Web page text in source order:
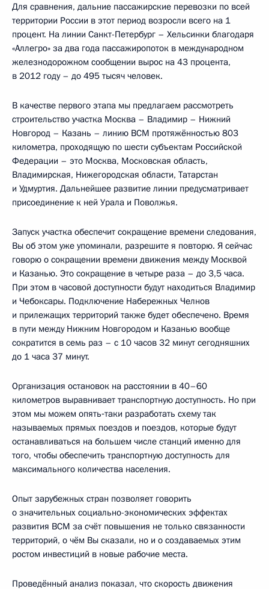
Для сравнения, дальние пассажирские перевозки по всей
территории России в этот период возросли всего на 1
процент. На линии Санкт-Петербург – Хельсинки благодаря
«Аллегро» за два года пассажиропоток в международном
железнодорожном сообщении вырос на 43 процента,
в 2012 году – до 495 тысяч человек.
В качестве первого этапа мы предлагаем рассмотреть
строительство участка Москва – Владимир – Нижний
Новгород – Казань – линию ВСМ протяжённостью 803
километра, проходящую по шести субъектам Российской
Федерации – это Москва, Московская область,
Владимирская, Нижегородская области, Татарстан
и Удмуртия. Дальнейшее развитие линии предусматривает
присоединение к ней Урала и Поволжья.
Запуск участка обеспечит сокращение времени следования,
Вы об этом уже упоминали, разрешите я повторю. Я сейчас
говорю о сокращении времени движения между Москвой
и Казанью. Это сокращение в четыре раза – до 3,5 часа.
При этом в часовой доступности будут находиться Владимир
и Чебоксары. Подключение Набережных Челнов
и прилежащих территорий также будет обеспечено. Время
в пути между Нижним Новгородом и Казанью вообще
сократится в семь раз – с 10 часов 32 минут сегодняшних
до 1 часа 37 минут.
Организация остановок на расстоянии в 40–60
километров выравнивает транспортную доступность. Но при
этом мы можем опять‑таки разработать схему так
называемых прямых поездов и поездов, которые будут
останавливаться на большем числе станций именно для
того, чтобы обеспечить транспортную доступность для
максимального количества населения.
Опыт зарубежных стран позволяет говорить
о значительных социально-экономических эффектах
развития ВСМ за счёт повышения не только связанности
территорий, о чём Вы сказали, но и о создаваемых этим
ростом инвестиций в новые рабочие места.
Проведённый анализ показал, что скорость движения